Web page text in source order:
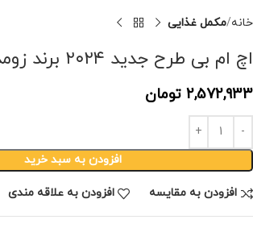
خانه مکمل غذایی
اچ ام بی طرح جدید ۲۰۲۴ برند زومدلب
2,572,933 تومان
افزودن به سبد خرید
افزودن به مقایسه افزودن به علاقه مندی